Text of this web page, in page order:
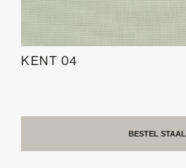
KENT 04
BESTEL STAAL